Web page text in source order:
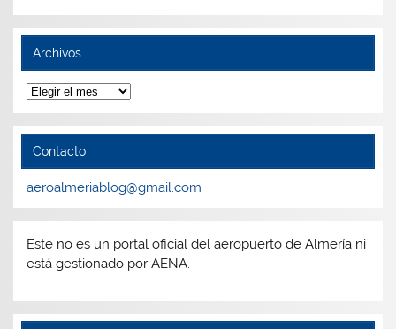
Archivos
Archivos
Contacto
aeroalmeriablog@gmail.com
Este no es un portal oficial del aeropuerto de Almería ni
está gestionado por AENA.